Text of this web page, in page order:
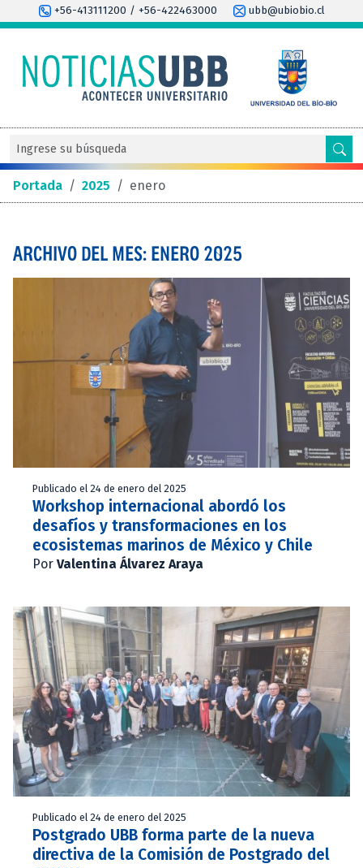
+56-413111200 / +56-422463000 ubb@ubiobio.cl
Portada / 2025 / enero
ARCHIVO DEL MES: ENERO 2025
Publicado el 24 de enero del 2025
Workshop internacional abordó los
desafíos y transformaciones en los
ecosistemas marinos de México y Chile
Por Valentina Álvarez Araya
Publicado el 24 de enero del 2025
Postgrado UBB forma parte de la nueva
directiva de la Comisión de Postgrado del